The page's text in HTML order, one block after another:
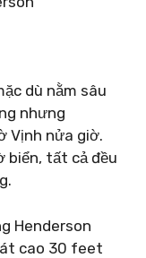
dù nằm sâu
nhưng
Vịnh nửa giờ.
biển, tất cả đều
Henderson
cao 30 feet